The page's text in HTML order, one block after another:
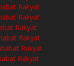
Rakyat
Rakyat
Rakyat
Rakyat
Rakyat
Rakyat